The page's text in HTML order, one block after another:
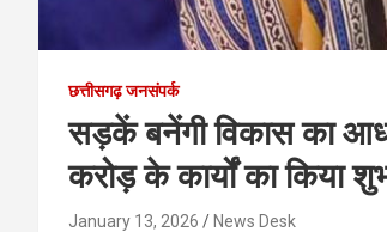
छत्तीसगढ़ जनसंपर्क
सड़कें बनेंगी विकास का
करोड़ के कार्यों का किया
January 13, 2026 News Desk